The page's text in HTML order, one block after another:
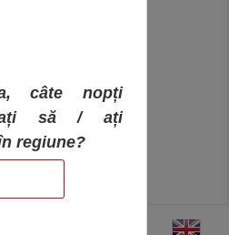
câte nopți
să / ați
regiune?